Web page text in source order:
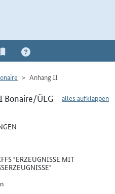
Anhang II
alles aufklappen
Bonaire/ÜLG
"ERZEUGNISSE MIT